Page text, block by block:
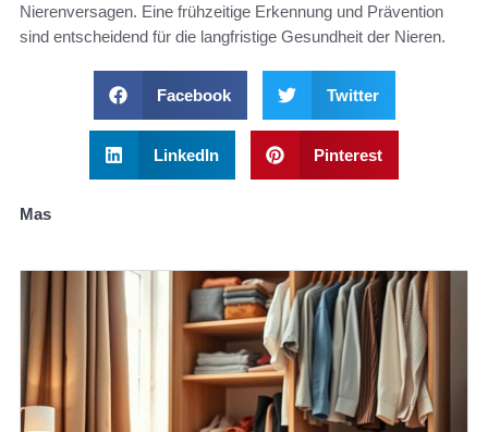
Nierenversagen. Eine frühzeitige Erkennung und Prävention
sind entscheidend für die langfristige Gesundheit der Nieren.
Facebook Twitter
LinkedIn Pinterest
Mas